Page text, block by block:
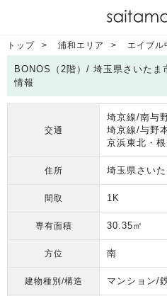
トップ 浦和エリア エイブル
BONOS（2階）/ 埼玉県さいたま
情報
交通
埼京線/南与
埼京線/与野
京浜東北・
住所 埼玉県さい
間取 1K
専有面積 30.35㎡
方位 南
建物種別/構造 マンション/